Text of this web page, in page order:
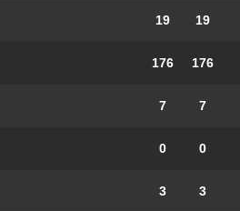
19 19
176 176
7 7
0 0
3 3